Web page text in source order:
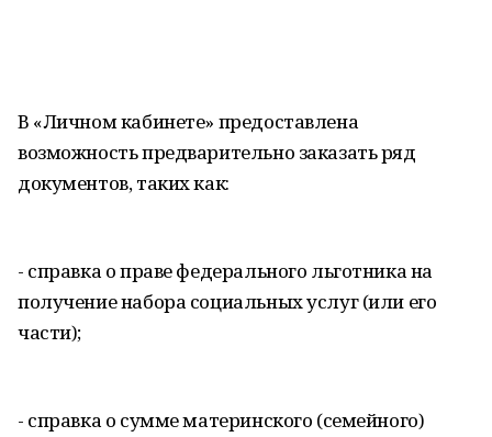
В «Личном кабинете» предоставлена
возможность предварительно заказать ряд
документов, таких как:
- справка о праве федерального льготника на
получение набора социальных услуг (или его
части);
- справка о сумме материнского (семейного)